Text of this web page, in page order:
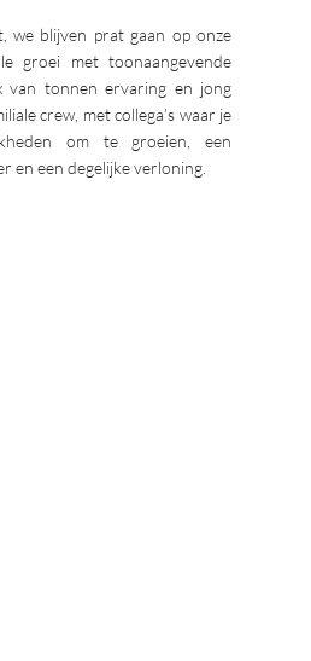
we blijven prat gaan op onze
groei met toonaangevende
van tonnen ervaring en jong
crew, met collega’s waar je
om te groeien, een
en een degelijke verloning.